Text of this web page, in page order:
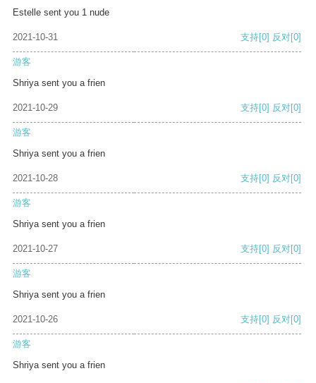
Estelle sent you 1 nude
2021-10-31 支持[0] 反对[0]
游客
Shriya sent you a frien
2021-10-29 支持[0] 反对[0]
游客
Shriya sent you a frien
2021-10-28 支持[0] 反对[0]
游客
Shriya sent you a frien
2021-10-27 支持[0] 反对[0]
游客
Shriya sent you a frien
2021-10-26 支持[0] 反对[0]
游客
Shriya sent you a frien